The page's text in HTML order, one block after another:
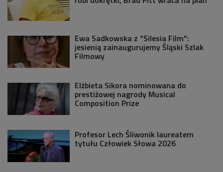
Ewa Sadkowska z "Silesia Film":
jesienią zainaugurujemy Śląski Szlak
Filmowy
Elżbieta Sikora nominowana do
prestiżowej nagrody Musical
Composition Prize
Profesor Lech Śliwonik laureatem
tytułu Człowiek Słowa 2026